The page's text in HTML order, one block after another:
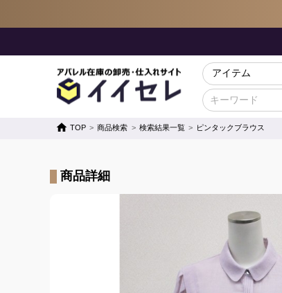
TOP 商品検索 検索結果一覧 ピンタックブラウス
商品詳細